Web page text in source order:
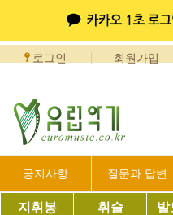
로그인 회원가입
공지사항 질문과 답변
지휘봉 휘슬 발